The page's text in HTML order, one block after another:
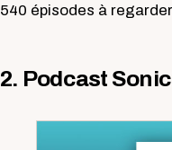
540 épisodes à
2. Podcast